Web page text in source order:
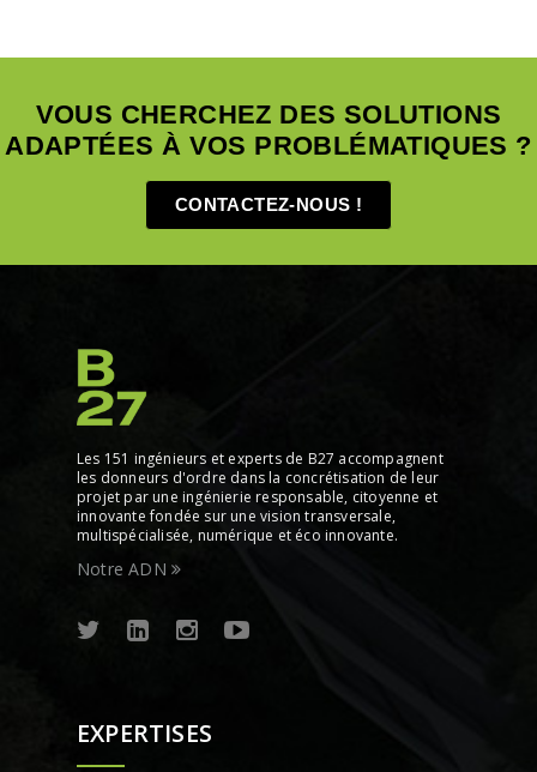
VOUS CHERCHEZ DES SOLUTIONS
ADAPTÉES À VOS PROBLÉMATIQUES ?
CONTACTEZ-NOUS !
Les 151 ingénieurs et experts de B27 accompagnent
les donneurs d'ordre dans la concrétisation de leur
projet par une ingénierie responsable, citoyenne et
innovante fondée sur une vision transversale,
multispécialisée, numérique et éco innovante.
Notre ADN
EXPERTISES